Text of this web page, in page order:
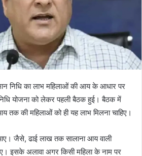
निधि का लाभ महिलाओं की आय के आधार पर
योजना को लेकर पहली बैठक हुई। बैठक में
तक की महिलाओं को ही यह लाभ मिलना चाहिए।
जैसे, ढाई लाख तक सालाना आय वाली
इसके अलावा अगर किसी महिला के नाम पर